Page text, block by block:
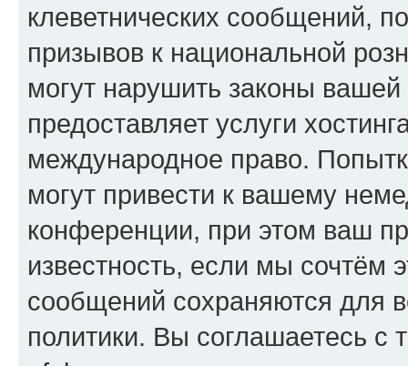
клеветнических сообщений,
призывов к национальной
могут нарушить законы
предоставляет услуги
международное право.
могут привести к вашему
конференции, при этом ваш
известность, если мы сочтём
сообщений сохраняются для
политики. Вы соглашаетесь